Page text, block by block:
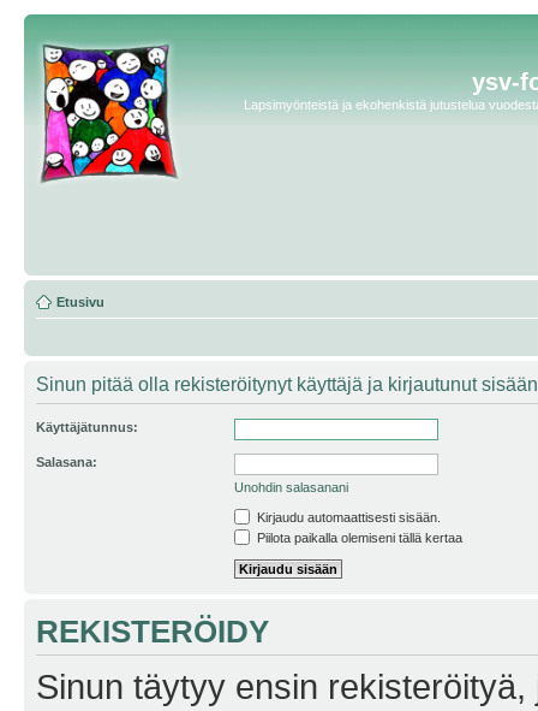
ysv-
Lapsimyönteistä ja ekohenkistä jutustelua
Etusivu
Sinun pitää olla rekisteröitynyt käyttäjä ja kirjautunut
Käyttäjätunnus:
Salasana:
Unohdin salasanani
Kirjaudu automaattisesti sisään.
Piilota paikalla olemiseni tällä kertaa
REKISTERÖIDY
Sinun täytyy ensin